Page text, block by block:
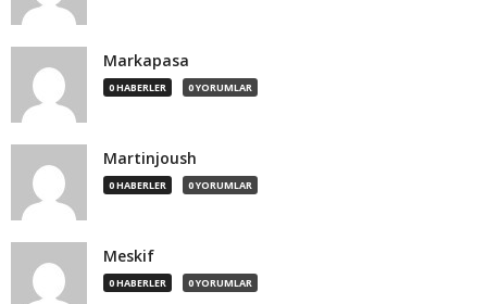
Markapasa
0 HABERLER 0 YORUMLAR
Martinjoush
0 HABERLER 0 YORUMLAR
Meskif
0 HABERLER 0 YORUMLAR